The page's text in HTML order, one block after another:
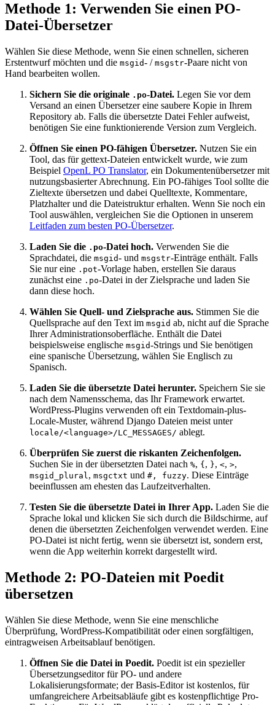
Methode 1: Verwenden Sie einen PO-
Datei-Übersetzer
Wählen Sie diese Methode, wenn Sie einen schnellen, sicheren
Erstentwurf möchten und die msgid- / msgstr-Paare nicht von
Hand bearbeiten wollen.
Sichern Sie die originale .po-Datei. Legen Sie vor dem
Versand an einen Übersetzer eine saubere Kopie in Ihrem
Repository ab. Falls die übersetzte Datei Fehler aufweist,
benötigen Sie eine funktionierende Version zum Vergleich.
Öffnen Sie einen PO-fähigen Übersetzer. Nutzen Sie ein
Tool, das für gettext-Dateien entwickelt wurde, wie zum
Beispiel OpenL PO Translator, ein Dokumentenübersetzer mit
nutzungsbasierter Abrechnung. Ein PO-fähiges Tool sollte die
Zieltexte übersetzen und dabei Quelltexte, Kommentare,
Platzhalter und die Dateistruktur erhalten. Wenn Sie noch ein
Tool auswählen, vergleichen Sie die Optionen in unserem
Leitfaden zum besten PO-Übersetzer.
Laden Sie die .po-Datei hoch. Verwenden Sie die
Sprachdatei, die msgid- und msgstr-Einträge enthält. Falls
Sie nur eine .pot-Vorlage haben, erstellen Sie daraus
zunächst eine .po-Datei in der Zielsprache und laden Sie
dann diese hoch.
Wählen Sie Quell- und Zielsprache aus. Stimmen Sie die
Quellsprache auf den Text im msgid ab, nicht auf die Sprache
Ihrer Administrationsoberfläche. Enthält die Datei
beispielsweise englische msgid-Strings und Sie benötigen
eine spanische Übersetzung, wählen Sie Englisch zu
Spanisch.
Laden Sie die übersetzte Datei herunter. Speichern Sie sie
nach dem Namensschema, das Ihr Framework erwartet.
WordPress-Plugins verwenden oft ein Textdomain-plus-
Locale-Muster, während Django Dateien meist unter
locale/<language>/LC_MESSAGES/ ablegt.
Überprüfen Sie zuerst die riskanten Zeichenfolgen.
Suchen Sie in der übersetzten Datei nach %, { , }, <, >,
msgid_plural, msgctxt und #, fuzzy. Diese Einträge
beeinflussen am ehesten das Laufzeitverhalten.
Testen Sie die übersetzte Datei in Ihrer App. Laden Sie die
Sprache lokal und klicken Sie sich durch die Bildschirme, auf
denen die übersetzten Zeichenfolgen verwendet werden. Eine
PO-Datei ist nicht fertig, wenn sie übersetzt ist, sondern erst,
wenn die App weiterhin korrekt dargestellt wird.
Methode 2: PO-Dateien mit Poedit
übersetzen
Wählen Sie diese Methode, wenn Sie eine menschliche
Überprüfung, WordPress-Kompatibilität oder einen sorgfältigen,
eintragweisen Arbeitsablauf benötigen.
Öffnen Sie die Datei in Poedit. Poedit ist ein spezieller
Übersetzungseditor für PO- und andere
Lokalisierungsformate; der Basis-Editor ist kostenlos, für
umfangreichere Arbeitsabläufe gibt es kostenpflichtige Pro-